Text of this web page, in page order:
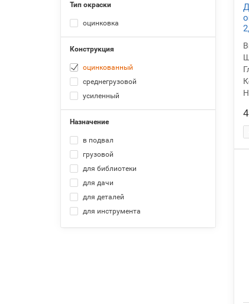
Тип окраски
оцинковка
Конструкция
оцинкованный
среднегрузовой
усиленный
Назначение
в подвал
грузовой
для библиотеки
для дачи
для деталей
для инструмента